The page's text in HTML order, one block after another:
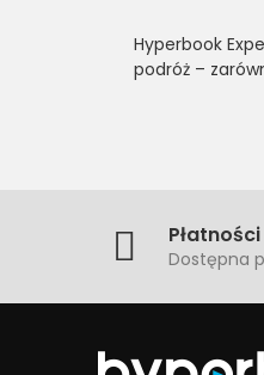
Hyperbook
podróż –
Płatności
Dostępna